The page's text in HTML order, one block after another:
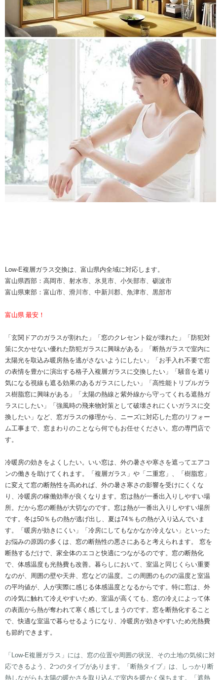
Low-E複層ガラス交換は、富山県内全域に対応します。
富山県西部：高岡市、射水市、氷見市、小矢部市、砺波市
富山県東部：富山市、滑川市、中新川郡、魚津市、黒部市
​富山県 最安！
​「玄関ドアのガラスが割れた」「窓のクレセント錠が壊れた」「防犯対
策に欠かせない優れた防犯ガラスに興味がある」「断熱ガラスで室内に
太陽光を取込み暖房熱を逃がさないようにしたい」「お手入れ不要で窓
の表情を豊かに演出する格子入複層ガラスに交換したい」「騒音を遮り
気になる視線も遮る効果のあるガラスにしたい」「高性能トリプルガラ
ス樹脂窓に興味がある」「太陽の熱線と紫外線から守ってくれる遮熱ガ
ラスにしたい」「強風時の飛来物対策として破壊されにくいガラスに交
換したい」など、窓ガラスの修理から、ニーズに対応した窓のリフォー
ム工事まで、窓まわりのことなら何でもお任せください。窓の専門店で
す。
​冷暖房の効きをよくしたい。いい窓は、外の暑さや寒さを遮ってエアコ
ンの働きを助けてくれます。「複層ガラス」や「二重窓」、「樹脂窓」
に変えて窓の断熱性を高めれば、外の暑さ寒さの影響を受けにくくな
り、冷暖房の稼働効率が良くなります。窓は熱が一番出入りしやすい場
所。だから窓の断熱が大切なのです。窓は熱が一番出入りしやすい場所
です。冬は50％もの熱が逃げ出し、夏は74％もの熱が入り込んでいま
す。「暖房が効きにくい」「冷房にしてもなかなか冷えない」といった
お悩みの原因の多くは、窓の断熱性の悪さにあると考えられます。 窓を
断熱するだけで、家全体のエコと快適につながるのです。窓の断熱化
で、体感温度も光熱費も改善。暮らしにおいて、室温と同じくらい重要
なのが、周囲の壁や天井、窓などの温度。この周囲のものの温度と室温
の平均値が、人が実際に感じる体感温度となるからです。特に窓は、外
の冷気に触れて冷えやすいため、室温が高くても、窓の冷えによって体
の表面から熱が奪われて寒く感じてしまうのです。窓を断熱化すること
で、快適な室温で暮らせるようになり、冷暖房が効きやすいため光熱費
も節約できます。
「Low-E複層ガラス」には、窓の位置や周囲の状況、その土地の気候に対
応できるよう、2つのタイプがあります。「断熱タイプ」は、しっかり断
熱しながらも太陽の暖かさを取り込んで室内を暖かく保ちます。「遮熱